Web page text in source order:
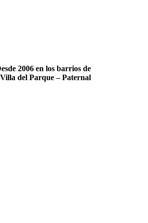
2006 en los barrios de
del Parque – Paternal